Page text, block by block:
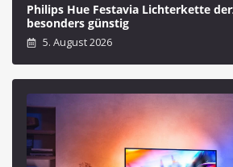
Philips Hue Festavia Lichterkette
besonders günstig
5. August 2026